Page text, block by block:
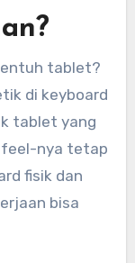
tablet?
di keyboard
tablet yang
feel-nya tetap
fisik dan
bisa